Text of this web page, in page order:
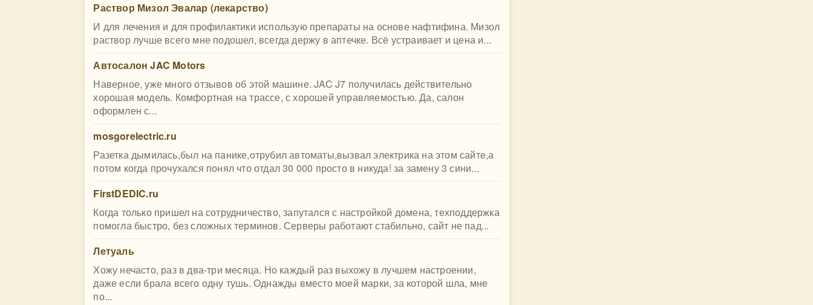
Раствор Мизол Эвалар (лекарство)
И для лечения и для профилактики использую препараты на основе нафтифина. Мизол
раствор лучше всего мне подошел, всегда держу в аптечке. Всё устраивает и цена и...
Автосалон JAC Motors
Наверное, уже много отзывов об этой машине. JAC J7 получилась действительно
хорошая модель. Комфортная на трассе, с хорошей управляемостью. Да, салон
оформлен с...
mosgorelectric.ru
Разетка дымилась,был на панике,отрубил автоматы,вызвал электрика на этом сайте,а
потом когда прочухался понял что отдал 30 000 просто в никуда! за замену 3 сини...
FirstDEDIC.ru
Когда только пришел на сотрудничество, запутался с настройкой домена, техподдержка
помогла быстро, без сложных терминов. Серверы работают стабильно, сайт не пад...
Летуаль
Хожу нечасто, раз в два-три месяца. Но каждый раз выхожу в лучшем настроении,
даже если брала всего одну тушь. Однажды вместо моей марки, за которой шла, мне
по...